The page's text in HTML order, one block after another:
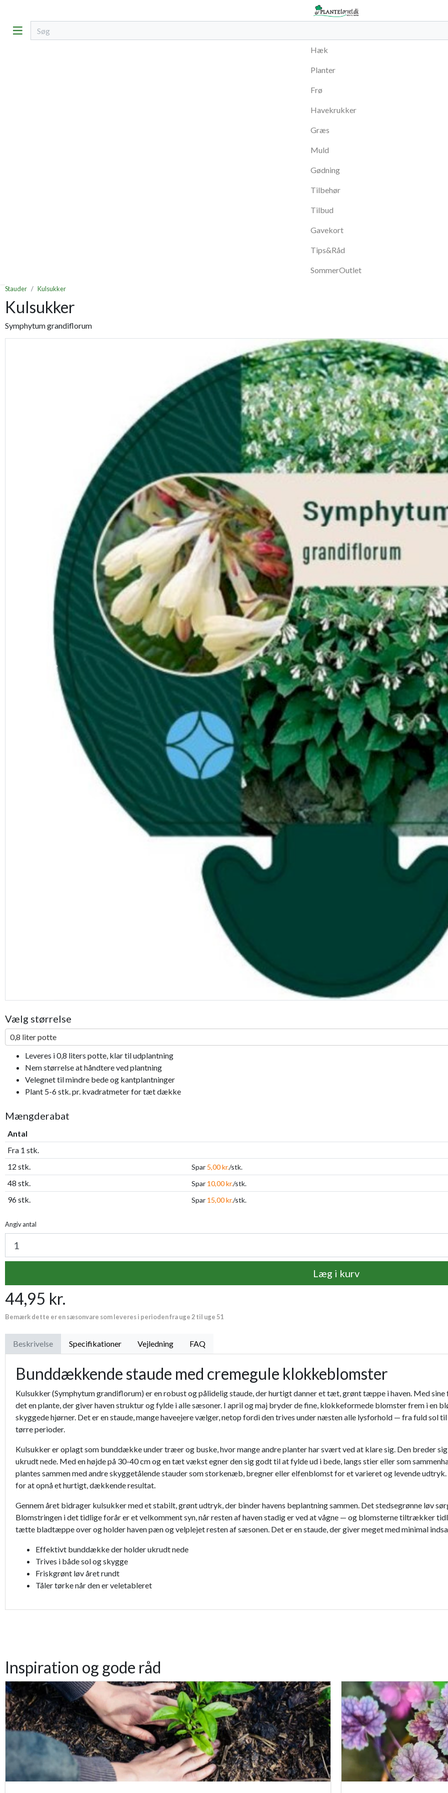
Hæk
Planter
Frø
Havekrukker
Græs
Muld
Gødning
Tilbehør
Tilbud
Gavekort
Tips&Råd
SommerOutlet
Stauder Kulsukker
Kulsukker
Symphytum grandiflorum
Previous
Vælg størrelse
0,8 liter potte
Leveres i 0,8 liters potte, klar til udplantning
Nem størrelse at håndtere ved plantning
Velegnet til mindre bede og kantplantninger
Plant 5-6 stk. pr. kvadratmeter for tæt dække
Mængderabat
Antal
Fra 1 stk.
12 stk.
Spar 5,00 kr./stk.
48 stk. Spar 10,00 kr./stk.
96 stk. Spar 15,00 kr./stk.
Angiv antal
Læg i kurv
44,95 kr.
Bemærk dette er en sæsonvare som leveres i perioden fra uge 2 til uge 51
Beskrivelse Specifikationer Vejledning FAQ
Bunddækkende staude med cremegule klokkeblomster
Kulsukker (Symphytum grandiflorum) er en robust og pålidelig staude, der hurtigt danner et tæt, grønt tæppe i haven. Med
det en plante, der giver haven struktur og fylde i alle sæsoner. I april og maj bryder de fine, klokkeformede blomster frem i en
skyggede hjørner. Det er en staude, mange haveejere vælger, netop fordi den trives under næsten alle lysforhold — fra fuld
tørre perioder.
Kulsukker er oplagt som bunddække under træer og buske, hvor mange andre planter har svært ved at klare sig. Den breder
ukrudt nede. Med en højde på 30-40 cm og en tæt vækst egner den sig godt til at fylde ud i bede, langs stier eller som
plantes sammen med andre skyggetålende stauder som storkenæb, bregner eller elfenblomst for et varieret og levende
for at opnå et hurtigt, dækkende resultat.
Gennem året bidrager kulsukker med et stabilt, grønt udtryk, der binder havens beplantning sammen. Det stedsegrønne løv
Blomstringen i det tidlige forår er et velkomment syn, når resten af haven stadig er ved at vågne — og blomsterne tiltrækker
tætte bladtæppe over og holder haven pæn og velplejet resten af sæsonen. Det er en staude, der giver meget med minimal
Effektivt bunddække der holder ukrudt nede
Trives i både sol og skygge
Friskgrønt løv året rundt
Tåler tørke når den er veletableret
Inspiration og gode råd